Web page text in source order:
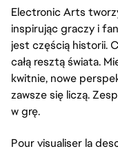
Electronic Arts
inspirując graczy i
jest częścią historii.
całą resztą świata.
kwitnie, nowe
zawsze się liczą.
w grę.
Pour visualiser la